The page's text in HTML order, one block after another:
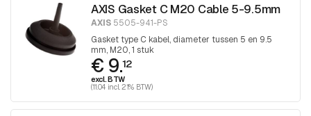
AXIS Gasket C M20 Cable 5-9.5mm
AXIS 5505-941-PS
Gasket type C kabel, diameter tussen 5 en 9.5
mm, M20, 1 stuk
€ 9.12
excl. BTW
(11.04 incl. 21% BTW)